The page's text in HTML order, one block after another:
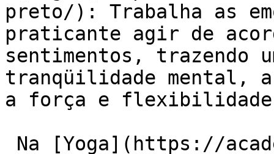
preto/): Trabalha as
praticante agir de
sentimentos, trazendo
tranqüilidade mental,
a força e